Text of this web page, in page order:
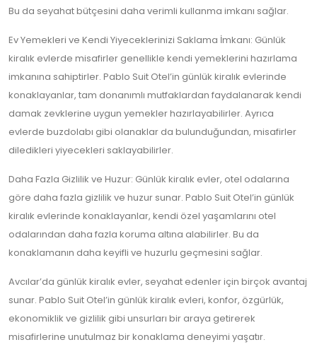
Bu da seyahat bütçesini daha verimli kullanma imkanı sağlar.
Ev Yemekleri ve Kendi Yiyeceklerinizi Saklama İmkanı: Günlük
kiralık evlerde misafirler genellikle kendi yemeklerini hazırlama
imkanına sahiptirler. Pablo Suit Otel’in günlük kiralık evlerinde
konaklayanlar, tam donanımlı mutfaklardan faydalanarak kendi
damak zevklerine uygun yemekler hazırlayabilirler. Ayrıca
evlerde buzdolabı gibi olanaklar da bulunduğundan, misafirler
diledikleri yiyecekleri saklayabilirler.
Daha Fazla Gizlilik ve Huzur: Günlük kiralık evler, otel odalarına
göre daha fazla gizlilik ve huzur sunar. Pablo Suit Otel’in günlük
kiralık evlerinde konaklayanlar, kendi özel yaşamlarını otel
odalarından daha fazla koruma altına alabilirler. Bu da
konaklamanın daha keyifli ve huzurlu geçmesini sağlar.
Avcılar’da günlük kiralık evler, seyahat edenler için birçok avantaj
sunar. Pablo Suit Otel’in günlük kiralık evleri, konfor, özgürlük,
ekonomiklik ve gizlilik gibi unsurları bir araya getirerek
misafirlerine unutulmaz bir konaklama deneyimi yaşatır.